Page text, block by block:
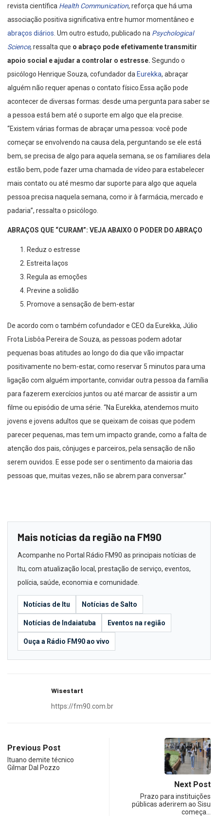
revista científica Health Communication, reforça que há uma
associação positiva significativa entre humor momentâneo e
abraços diários . Um outro estudo, publicado na Psychological
Science, ressalta que o abraço pode efetivamente transmitir
apoio social e ajudar a controlar o estresse. Segundo o
psicólogo Henrique Souza, cofundador da Eurekka, abraçar
alguém não requer apenas o contato físico.Essa ação pode
acontecer de diversas formas: desde uma pergunta para saber se
a pessoa está bem até o suporte em algo que ela precise.
“Existem várias formas de abraçar uma pessoa: você pode
começar se envolvendo na causa dela, perguntando se ele está
bem, se precisa de algo para aquela semana, se os familiares dela
estão bem, pode fazer uma chamada de vídeo para estabelecer
mais contato ou até mesmo dar suporte para algo que aquela
pessoa precisa naquela semana, como ir à farmácia, mercado e
padaria”, ressalta o psicólogo.
ABRAÇOS QUE “CURAM”: VEJA ABAIXO O PODER DO ABRAÇO
Reduz o estresse
Estreita laços
Regula as emoções
Previne a solidão
Promove a sensação de bem-estar
De acordo com o também cofundador e CEO da Eurekka, Júlio
Frota Lisbôa Pereira de Souza, as pessoas podem adotar
pequenas boas atitudes ao longo do dia que vão impactar
positivamente no bem-estar, como reservar 5 minutos para uma
ligação com alguém importante, convidar outra pessoa da família
para fazerem exercícios juntos ou até marcar de assistir a um
filme ou episódio de uma série. “Na Eurekka, atendemos muito
jovens e jovens adultos que se queixam de coisas que podem
parecer pequenas, mas tem um impacto grande, como a falta de
atenção dos pais, cônjuges e parceiros, pela sensação de não
serem ouvidos. E esse pode ser o sentimento da maioria das
pessoas que, muitas vezes, não se abrem para conversar.”
Mais notícias da região na FM90
Acompanhe no Portal Rádio FM90 as principais notícias de
Itu, com atualização local, prestação de serviço, eventos,
polícia, saúde, economia e comunidade.
Notícias de Itu Notícias de Salto
Notícias de Indaiatuba Eventos na região
Ouça a Rádio FM90 ao vivo
Wisestart
https://fm90.com.br
Previous Post
Ituano demite técnico
Gilmar Dal Pozzo
Next Post
Prazo para instituições
públicas aderirem ao Sisu
começa…